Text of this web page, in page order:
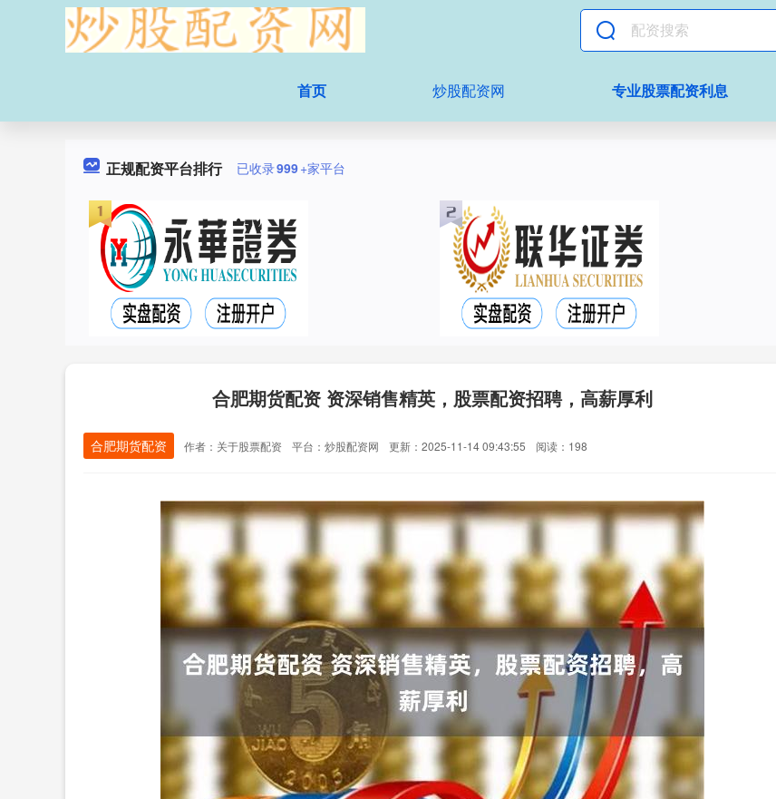
首页 炒股配资网 专业股票配资利息
正规配资平台排行 已收录999+家平台
合肥期货配资 资深销售精英，股票配资招聘，高薪厚利
合肥期货配资 作者：关于股票配资 平台：炒股配资网 更新：2025-11-14 09:43:55 阅读：198